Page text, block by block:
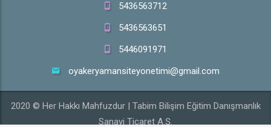
5436563712
5436563651
5446091971
oyakeryamansiteyonetimi@gmail.com
2020 © Her Hakkı Mahfuzdur | Tabim Bilişim Eğitim Danışmanlık
Sanayi Ticaret A.Ş.